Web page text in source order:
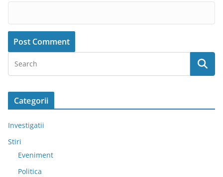
Categorii
Investigatii
Stiri
Eveniment
Politica